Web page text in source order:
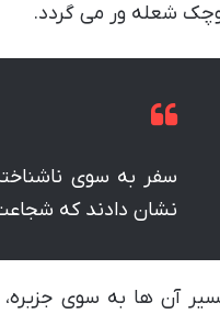
شعله ور می گردد.
سفر به سوی
نشان دادند که
آن ها به سوی